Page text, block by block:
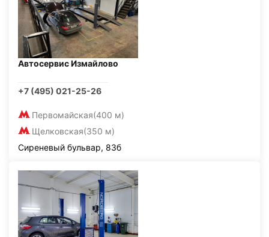
Автосервис Измайлово
+7 (495) 021-25-26
Первомайская(400 м)
Щелковская(350 м)
Сиреневый бульвар, 83б